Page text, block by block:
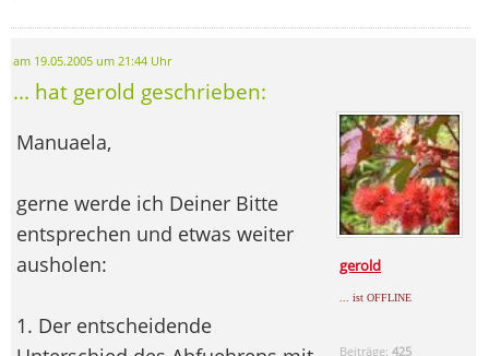
am 19.05.2005 um 21:44 Uhr
... hat gerold geschrieben:
gerold
... ist OFFLINE
Beiträge:425
Manuaela,
gerne werde ich Deiner Bitte
entsprechen und etwas weiter
ausholen:
1. Der entscheidende